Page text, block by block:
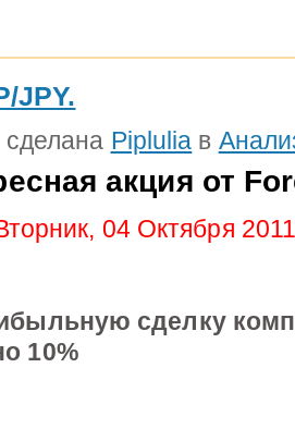
JPY.
сделана Piplulia в
акция от
04 Октября
сделку
10%